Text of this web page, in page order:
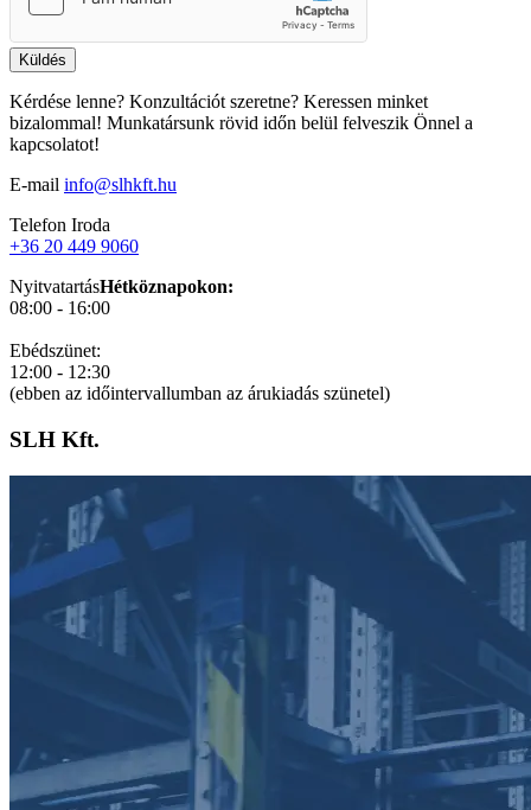
Küldés
Kérdése lenne? Konzultációt szeretne? Keressen minket
bizalommal! Munkatársunk rövid időn belül felveszik Önnel a
kapcsolatot!
E-mail info@slhkft.hu
Telefon Iroda
+36 20 449 9060
NyitvatartásHétköznapokon:
08:00 - 16:00
Ebédszünet:
12:00 - 12:30
(ebben az időintervallumban az árukiadás szünetel)
SLH Kft.